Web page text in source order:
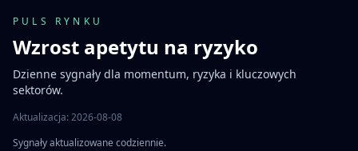
PULS RYNKU
Wzrost apetytu na ryzyko
Dzienne sygnały dla momentum, ryzyka i kluczowych
sektorów.
Aktualizacja: 2026-08-08
Sygnały aktualizowane codziennie.